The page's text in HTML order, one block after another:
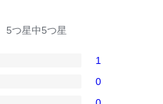
5つ星中5つ星
1
0